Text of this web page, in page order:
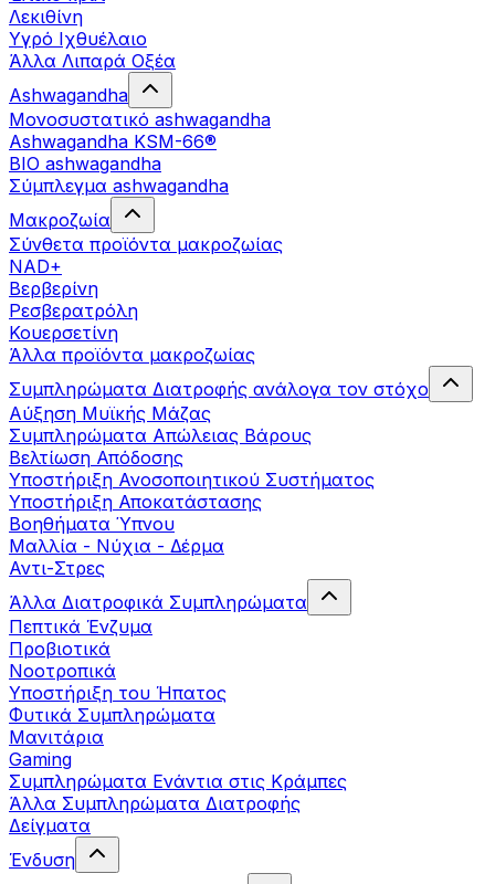
Λεκιθίνη
Υγρό Ιχθυέλαιο
Άλλα Λιπαρά Οξέα
Ashwagandha
Μονοσυστατικό ashwagandha
Ashwagandha KSM-66®
BIO ashwagandha
Σύμπλεγμα ashwagandha
Μακροζωία
Σύνθετα προϊόντα μακροζωίας
NAD+
Βερβερίνη
Ρεσβερατρόλη
Κουερσετίνη
Άλλα προϊόντα μακροζωίας
Συμπληρώματα Διατροφής ανάλογα τον στόχο
Αύξηση Μυϊκής Μάζας
Συμπληρώματα Aπώλειας Βάρους
Βελτίωση Απόδοσης
Υποστήριξη Ανοσοποιητικού Συστήματος
Yποστήριξη Αποκατάστασης
Βοηθήματα Ύπνου
Μαλλία - Νύχια - Δέρμα
Αντι-Στρες
Άλλα Διατροφικά Συμπληρώματα
Πεπτικά Ένζυμα
Προβιοτικά
Νοοτροπικά
Υποστήριξη του Ήπατος
Φυτικά Συμπληρώματα
Μανιτάρια
Gaming
Συμπληρώματα Ενάντια στις Κράμπες
Άλλα Συμπληρώματα Διατροφής
Δείγματα
Ένδυση